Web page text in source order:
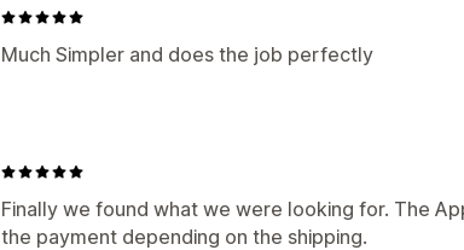
Much Simpler and does the job perfectly
Finally we found what we were looking for. The
the payment depending on the shipping.